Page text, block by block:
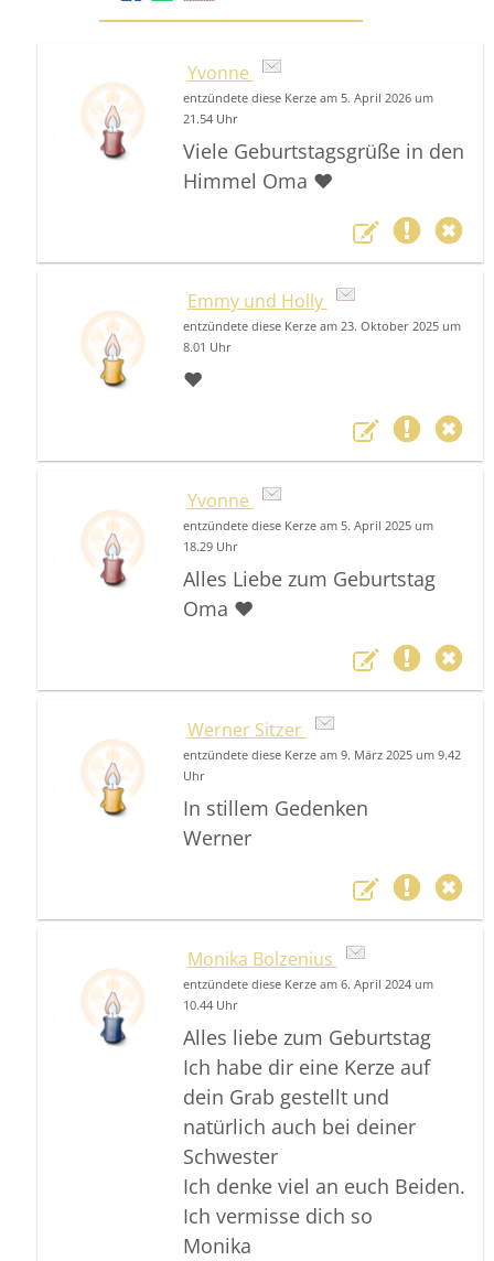
Yvonne
entzündete diese Kerze am 5. April 2026 um
21.54 Uhr
Viele Geburtstagsgrüße in den
Himmel Oma ❤️
Emmy und Holly
entzündete diese Kerze am 23. Oktober 2025 um
8.01 Uhr
❤️
Yvonne
entzündete diese Kerze am 5. April 2025 um
18.29 Uhr
Alles Liebe zum Geburtstag
Oma ❤️
Werner Sitzer
entzündete diese Kerze am 9. März 2025 um 9.42
Uhr
In stillem Gedenken
Werner
Monika Bolzenius
entzündete diese Kerze am 6. April 2024 um
10.44 Uhr
Alles liebe zum Geburtstag
Ich habe dir eine Kerze auf
dein Grab gestellt und
natürlich auch bei deiner
Schwester
Ich denke viel an euch Beiden.
Ich vermisse dich so
Monika